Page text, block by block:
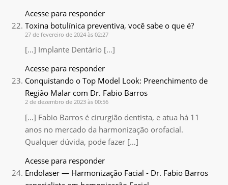
Acesse para responder
Toxina botulínica preventiva, você sabe o que é?
27 de fevereiro de 2024 às 02:27
[…] Implante Dentário […]
Acesse para responder
Conquistando o Top Model Look: Preenchimento de
Região Malar com Dr. Fabio Barros
2 de dezembro de 2023 às 00:56
[…] Fabio Barros é cirurgião dentista, e atua há 11
anos no mercado da harmonização orofacial.
Qualquer dúvida, pode fazer […]
Acesse para responder
Endolaser — Harmonização Facial - Dr. Fabio Barros